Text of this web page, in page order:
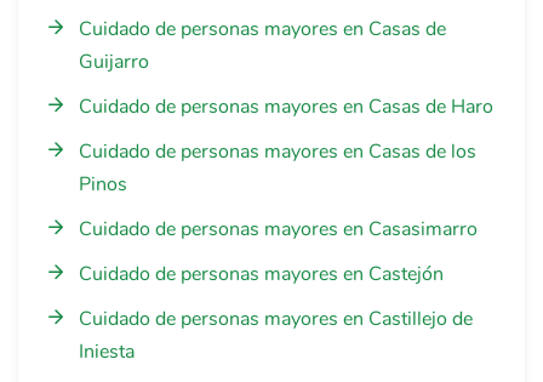
Cuidado de personas mayores en Casas de
Guijarro
Cuidado de personas mayores en Casas de Haro
Cuidado de personas mayores en Casas de los
Pinos
Cuidado de personas mayores en Casasimarro
Cuidado de personas mayores en Castejón
Cuidado de personas mayores en Castillejo de
Iniesta